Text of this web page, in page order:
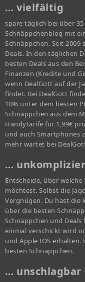
… vielfältig
spare täglich bei über
Schnäppchenblog mit
Schnäppchen. Seit 2009
Deals. In den täglichen
besten Deals aus den
Finanzen (Kredite und
wenn DealGott auf der
findet. Bei DealGott
10% unter dem besten
Schnäppchen aus dem
Handytarife für 1,99€
und auch Smartphones
mehr wartet bei
…
Entscheide, über
möchtest. Selbst die
Vergnügen. Du hast die
über die besten
Schnäppchen und
einmal verschickt wird
und Apple IOS
besten Schnäppchen.
… unschlagbar